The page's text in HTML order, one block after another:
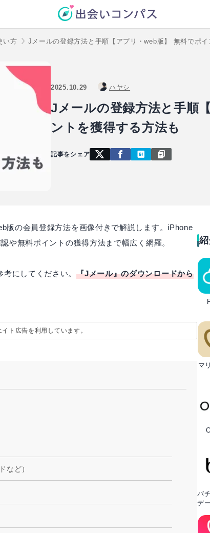
い方 Jメールの登録方法と手順【アプリ・web版】 無料でポイ
Jメールの登録方法と手順
ントを獲得する方法も
2025.10.29 ハヤシ
記事をシェア
版の会員登録方法を画像付きで解説します。iPhone
や無料ポイントの獲得方法まで幅広く網羅。
考にしてください。『Jメール』のダウンロードから
ト広告を利用しています。
など）
マ
バ
デ